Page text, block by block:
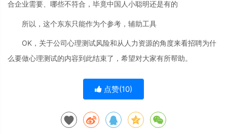
合企业需要、哪些不符合，毕竟中国人小聪明还是有的
所以，这个东东只能作为个参考，辅助工具
OK，关于公司心理测试风险和从人力资源的角度来看招聘为什
么要做心理测试的内容到此结束了，希望对大家有所帮助。
点赞(10)